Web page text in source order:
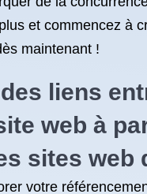
et commencez à
maintenant !
liens
web à
sites web
votre